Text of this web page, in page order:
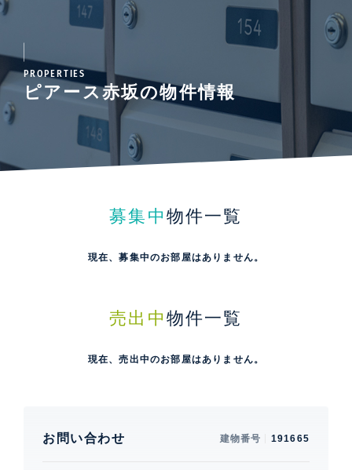
PROPERTIES
ピアース赤坂の物件情報
募集中 物件一覧
現在、募集中のお部屋はありません。
売出中 物件一覧
現在、売出中のお部屋はありません。
お問い合わせ 建物番号 191665